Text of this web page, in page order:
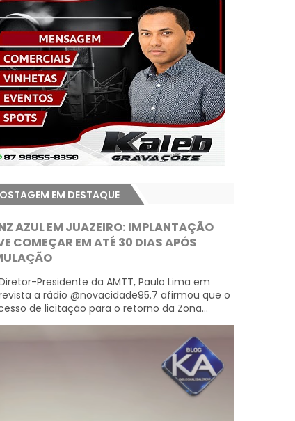
EM DESTAQUE
AZUL EM JUAZEIRO: IMPLANTAÇÃO
COMEÇAR EM ATÉ 30 DIAS APÓS
Presidente da AMTT, Paulo Lima em
a rádio @novacidade95.7 afirmou que o
de licitação para o retorno da Zona...